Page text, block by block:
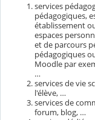
services
pédagogiques,
établissement
espaces
et de parcours
pédagogiques
Moodle par
…
services de vie
l'élève, …
services de
forum, blog, …